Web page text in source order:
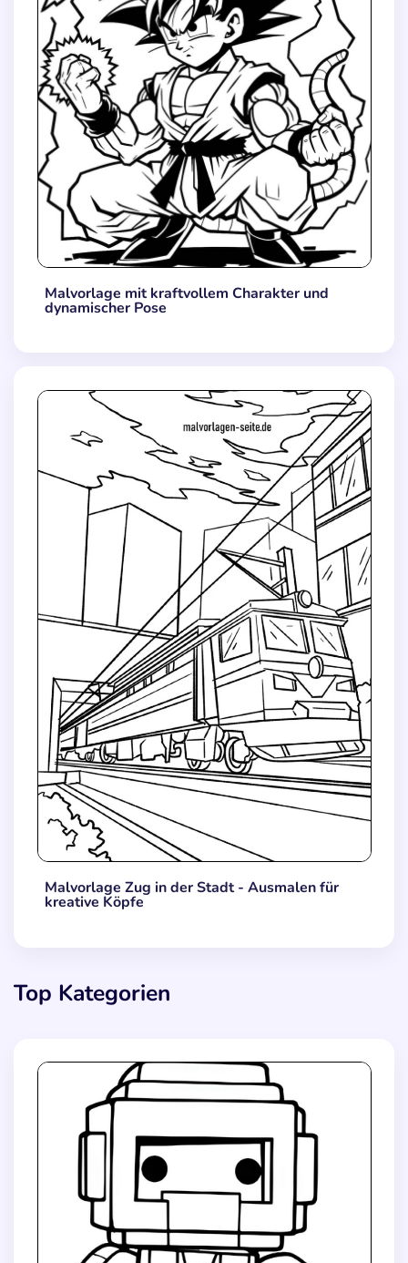
Malvorlage mit kraftvollem Charakter und
dynamischer Pose
Malvorlage Zug in der Stadt - Ausmalen für
kreative Köpfe
Top Kategorien